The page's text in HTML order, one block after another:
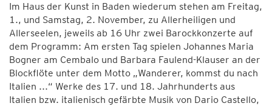
Im Haus der Kunst in Baden wiederum stehen am Freitag,
1., und Samstag, 2. November, zu Allerheiligen und
Allerseelen, jeweils ab 16 Uhr zwei Barockkonzerte auf
dem Programm: Am ersten Tag spielen Johannes Maria
Bogner am Cembalo und Barbara Faulend-Klauser an der
Blockflöte unter dem Motto „Wanderer, kommst du nach
Italien ...“ Werke des 17. und 18. Jahrhunderts aus
Italien bzw. italienisch gefärbte Musik von Dario Castello,